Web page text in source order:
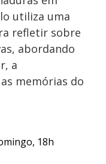
utiliza uma
refletir sobre
abordando
a
memórias do
18h